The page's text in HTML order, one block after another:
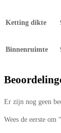
Ketting dikte
Binnenruimte
Er zijn nog geen
Wees de eerste om